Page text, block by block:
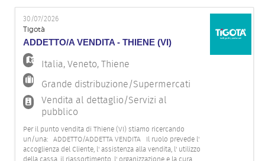
30/07/2026
Tigotà
ADDETTO/A VENDITA - THIENE (VI)
Italia,Veneto,Thiene
Grande distribuzione/Supermercati
Vendita al dettaglio/Servizi al
pubblico
Per il punto vendita di Thiene (VI) stiamo ricercando
un/una: ADDETTO/ADDETTA VENDITA Il ruolo prevede l'
accoglienza del Cliente, l' assistenza alla vendita, l' utilizzo
della cassa, il riassortimento, l' organizzazione e la cura